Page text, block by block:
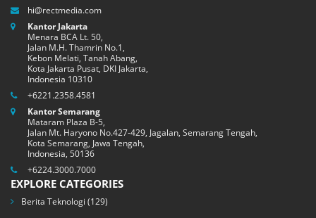
hi@rectmedia.com
Kantor Jakarta
Menara BCA Lt. 50,
Jalan M.H. Thamrin No.1,
Kebon Melati, Tanah Abang,
Kota Jakarta Pusat, DKI Jakarta,
Indonesia 10310
+6221.2358.4581
Kantor Semarang
Mataram Plaza B-5,
Jalan Mt. Haryono No.427-429, Jagalan, Semarang Tengah,
Kota Semarang, Jawa Tengah,
Indonesia, 50136
+6224.3000.7000
EXPLORE CATEGORIES
Berita Teknologi (129)